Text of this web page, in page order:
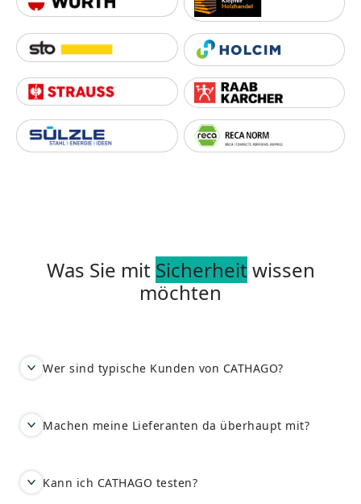
Was Sie mit Sicherheit wissen
möchten
Wer sind typische Kunden von CATHAGO?
Machen meine Lieferanten da überhaupt mit?
Kann ich CATHAGO testen?